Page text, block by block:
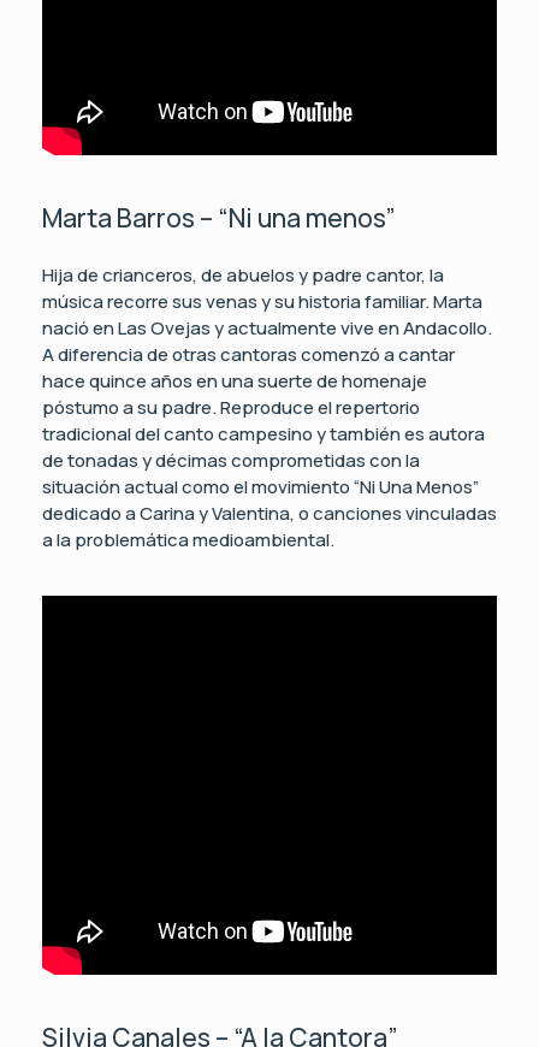
Marta Barros – “Ni una menos”
Hija de crianceros, de abuelos y padre cantor, la
música recorre sus venas y su historia familiar. Marta
nació en Las Ovejas y actualmente vive en Andacollo.
A diferencia de otras cantoras comenzó a cantar
hace quince años en una suerte de homenaje
póstumo a su padre. Reproduce el repertorio
tradicional del canto campesino y también es autora
de tonadas y décimas comprometidas con la
situación actual como el movimiento “Ni Una Menos”
dedicado a Carina y Valentina, o canciones vinculadas
a la problemática medioambiental.
Silvia Canales – “A la Cantora”